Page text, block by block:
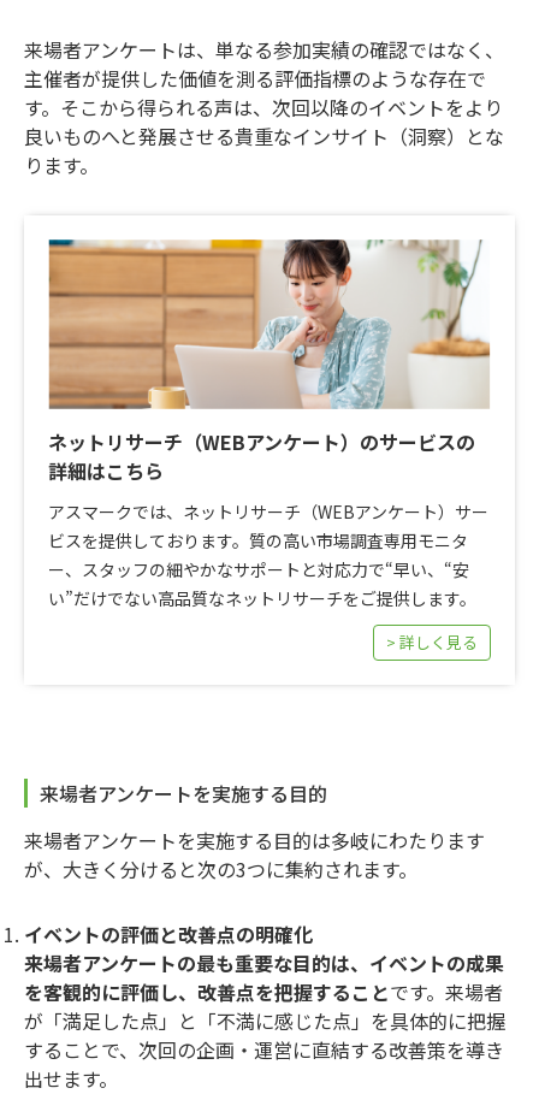
来場者アンケートは、単なる参加実績の確認ではなく、
主催者が提供した価値を測る評価指標のような存在で
す。そこから得られる声は、次回以降のイベントをより
良いものへと発展させる貴重なインサイト（洞察）とな
ります。
ネットリサーチ（WEBアンケート）のサービスの
詳細はこちら
アスマークでは、ネットリサーチ（WEBアンケート）サー
ビスを提供しております。質の高い市場調査専用モニタ
ー、スタッフの細やかなサポートと対応力で“早い、“安
い”だけでない高品質なネットリサーチをご提供します。
> 詳しく見る
来場者アンケートを実施する目的
来場者アンケートを実施する目的は多岐にわたります
が、大きく分けると次の3つに集約されます。
イベントの評価と改善点の明確化
来場者アンケートの最も重要な目的は、イベントの成果
を客観的に評価し、改善点を把握することです。来場者
が「満足した点」と「不満に感じた点」を具体的に把握
することで、次回の企画・運営に直結する改善策を導き
出せます。